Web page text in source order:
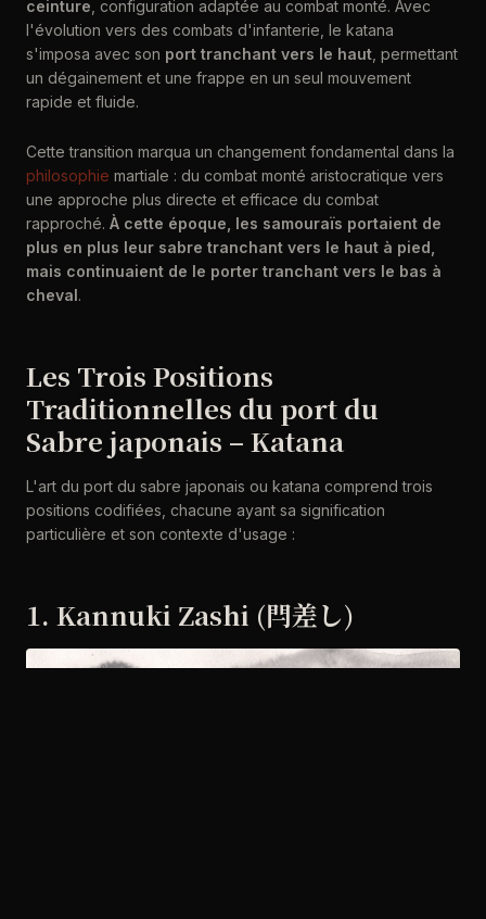
ceinture , configuration adaptée au combat monté. Avec
l'évolution vers des combats d'infanterie, le katana
s'imposa avec son port tranchant vers le haut , permettant
un dégainement et une frappe en un seul mouvement
rapide et fluide.
Cette transition marqua un changement fondamental dans la
philosophie martiale : du combat monté aristocratique vers
une approche plus directe et efficace du combat
rapproché. À cette époque, les samouraïs portaient de
plus en plus leur sabre tranchant vers le haut à pied,
mais continuaient de le porter tranchant vers le bas à
cheval.
Les Trois Positions
Traditionnelles du port du
Sabre japonais – Katana
L'art du port du sabre japonais ou katana comprend trois
positions codifiées, chacune ayant sa signification
particulière et son contexte d'usage :
1. Kannuki Zashi (閂差し)